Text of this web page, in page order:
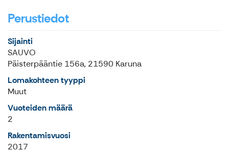
Perustiedot
Sijainti
SAUVO
Päisterpääntie 156a, 21590 Karuna
Lomakohteen tyyppi
Muut
Vuoteiden määrä
2
Rakentamisvuosi
2017